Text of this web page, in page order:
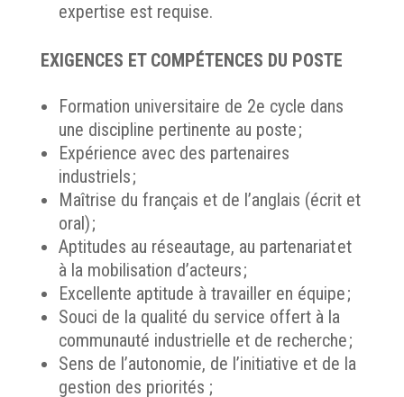
expertise est requise.
EXIGENCES ET COMPÉTENCES DU POSTE
Formation universitaire de 2e cycle dans
une discipline pertinente au poste ;
Expérience avec des partenaires
industriels ;
Maîtrise du français et de l’anglais (écrit et
oral) ;
Aptitudes au réseautage, au partenariat et
à la mobilisation d’acteurs ;
Excellente aptitude à travailler en équipe ;
Souci de la qualité du service offert à la
communauté industrielle et de recherche ;
Sens de l’autonomie, de l’initiative et de la
gestion des priorités ;